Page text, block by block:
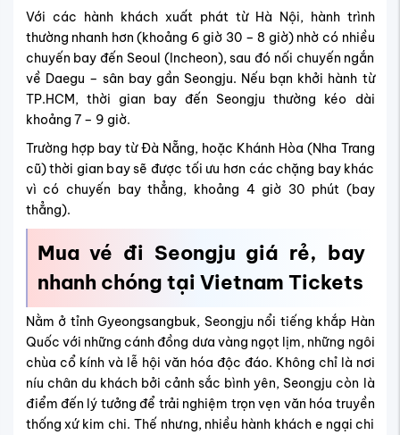
Với các hành khách xuất phát từ Hà Nội, hành trình
thường nhanh hơn (khoảng 6 giờ 30 – 8 giờ) nhờ có nhiều
chuyến bay đến Seoul (Incheon), sau đó nối chuyến ngắn
về Daegu – sân bay gần Seongju. Nếu bạn khởi hành từ
TP.HCM, thời gian bay đến Seongju thường kéo dài
khoảng 7 – 9 giờ.
Trường hợp bay từ Đà Nẵng, hoặc Khánh Hòa (Nha Trang
cũ) thời gian bay sẽ được tối ưu hơn các chặng bay khác
vì có chuyến bay thẳng, khoảng 4 giờ 30 phút (bay
thẳng).
Mua vé đi Seongju giá rẻ, bay
nhanh chóng tại Vietnam Tickets
Nằm ở tỉnh Gyeongsangbuk, Seongju nổi tiếng khắp Hàn
Quốc với những cánh đồng dưa vàng ngọt lịm, những ngôi
chùa cổ kính và lễ hội văn hóa độc đáo. Không chỉ là nơi
níu chân du khách bởi cảnh sắc bình yên, Seongju còn là
điểm đến lý tưởng để trải nghiệm trọn vẹn văn hóa truyền
thống xứ kim chi. Thế nhưng, nhiều hành khách e ngại chi